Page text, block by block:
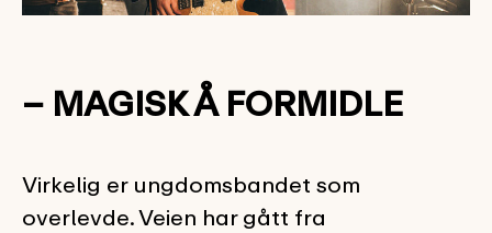
– MAGISK Å FORMIDLE
Virkelig er ungdomsbandet som
overlevde. Veien har gått fra